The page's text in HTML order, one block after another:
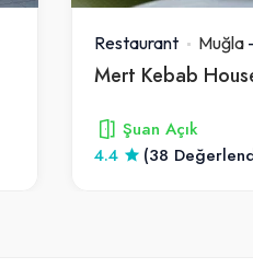
Restaurant Muğla-
Mert Kebab
Şuan Açık
4.4
(38